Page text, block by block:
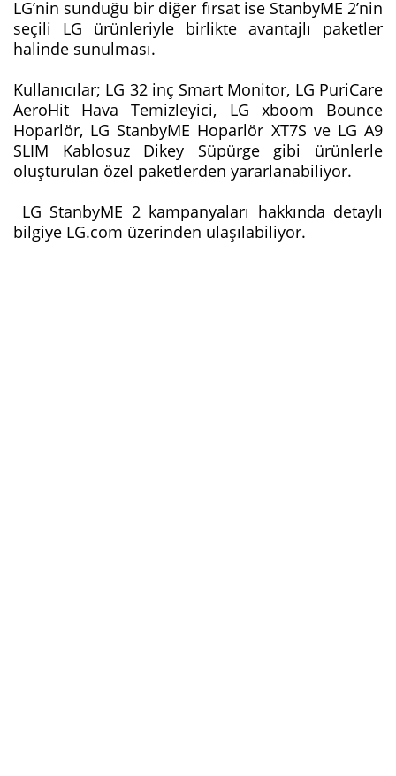
LG’nin sunduğu bir diğer fırsat ise StanbyME 2’nin
seçili LG ürünleriyle birlikte avantajlı paketler
halinde sunulması.
Kullanıcılar; LG 32 inç Smart Monitor, LG PuriCare
AeroHit Hava Temizleyici, LG xboom Bounce
Hoparlör, LG StanbyME Hoparlör XT7S ve LG A9
SLIM Kablosuz Dikey Süpürge gibi ürünlerle
oluşturulan özel paketlerden yararlanabiliyor.
LG StanbyME 2 kampanyaları hakkında detaylı
bilgiye LG.com üzerinden ulaşılabiliyor.